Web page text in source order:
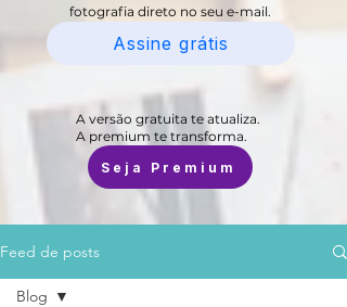
fotografia direto no seu e-mail.
Assine grátis
A versão gratuita te atualiza.
A premium te transforma.
Seja Premium
Feed de posts
Blog